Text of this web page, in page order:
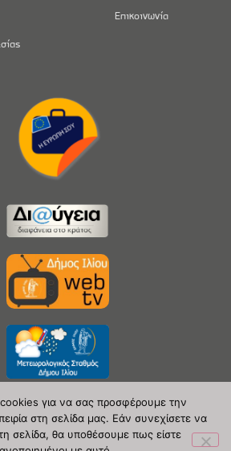
Επικοινωνία
2020 © Δήμος Ιλίου
για να σας προσφέρουμε την
στη σελίδα μας. Εάν συνεχίσετε να
τη σελίδα, θα υποθέσουμε πως είστε